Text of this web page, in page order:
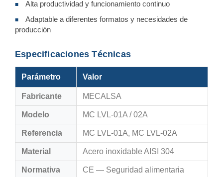
■ Alta productividad y funcionamiento continuo
■
Adaptable a diferentes formatos y necesidades de
producción
Especificaciones Técnicas
Parámetro Valor
Fabricante MECALSA
Modelo MC LVL-01A / 02A
Referencia MC LVL-01A, MC LVL-02A
Material Acero inoxidable AISI 304
Normativa CE — Seguridad alimentaria